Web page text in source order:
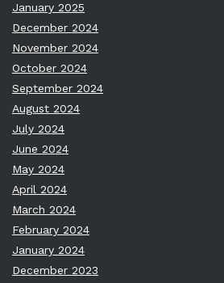
January 2025
December 2024
November 2024
October 2024
September 2024
August 2024
July 2024
June 2024
May 2024
April 2024
March 2024
February 2024
January 2024
December 2023